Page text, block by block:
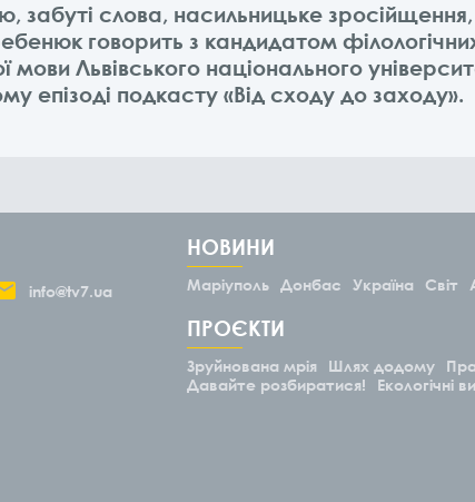
забуті слова, насильницьке
говорить з кандидатом
мови Львівського національного
епізоді подкасту «Від сходу до заходу».
info@tv7.ua
НОВИНИ
Маріуполь Донбас Україна Світ
ПРОЄКТИ
Зруйнована мрія Шлях додому
Давайте розбиратися!
Екологічні